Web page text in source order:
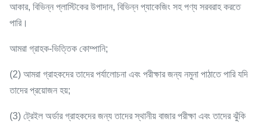
আকার, বিভিন্ন প্লাস্টিকের উপাদান, বিভিন্ন প্যাকেজিং সহ পণ্য সরবরাহ করতে
পারি।
আমরা গ্রাহক-ভিত্তিক কোম্পানি;
(2) আমরা গ্রাহকদের তাদের পর্যালোচনা এবং পরীক্ষার জন্য নমুনা পাঠাতে পারি যদি
তাদের প্রয়োজন হয়;
(3) ট্রেইল অর্ডার গ্রাহকদের জন্য তাদের স্থানীয় বাজার পরীক্ষা এবং তাদের ঝুঁকি